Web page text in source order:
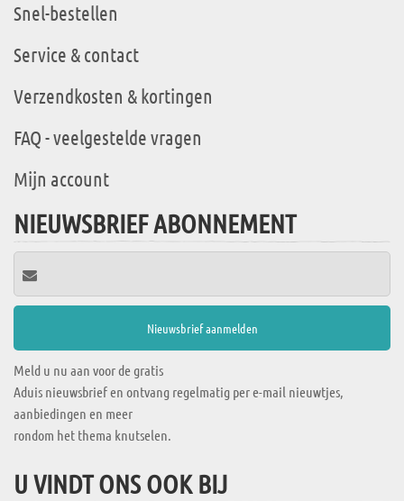
Snel-bestellen
Service & contact
Verzendkosten & kortingen
FAQ - veelgestelde vragen
Mijn account
NIEUWSBRIEF ABONNEMENT
Meld u nu aan voor de gratis
Aduis nieuwsbrief en ontvang regelmatig per e-mail nieuwtjes,
aanbiedingen en meer
rondom het thema knutselen.
U VINDT ONS OOK BIJ